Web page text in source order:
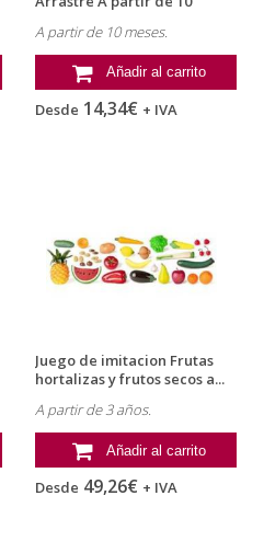
A partir de 10 meses.
Añadir al carrito
Desde 14,34€ + IVA
Juego de imitacion Frutas
hortalizas y frutos secos a...
A partir de 3 años.
Añadir al carrito
Desde 49,26€ + IVA